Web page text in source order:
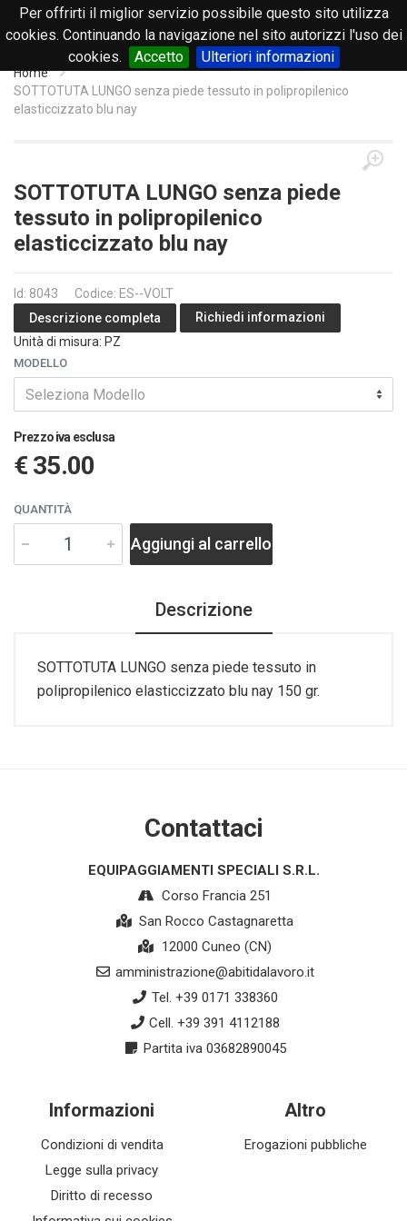
Per offrirti il miglior servizio possibile questo sito utilizza
cookies. Continuando la navigazione nel sito autorizzi l'uso dei
cookies.
Accetto Ulteriori informazioni
0
Home
SOTTOTUTA LUNGO senza piede tessuto in polipropilenico
elasticcizzato blu nay
SOTTOTUTA LUNGO senza piede
tessuto in polipropilenico
elasticcizzato blu nay
Id: 8043
Codice: ES--VOLT
Descrizione completa
Richiedi informazioni
Unità di misura: PZ
MODELLO
Seleziona Modello
Prezzo iva esclusa
€ 35.00
QUANTITÀ
Aggiungi al carrello
Descrizione
SOTTOTUTA LUNGO senza piede tessuto in
polipropilenico elasticcizzato blu nay 150 gr.
Contattaci
EQUIPAGGIAMENTI SPECIALI S.R.L.
Corso Francia 251
San Rocco Castagnaretta
12000 Cuneo (CN)
amministrazione@abitidalavoro.it
Tel. +39 0171 338360
Cell. +39 391 4112188
Partita iva 03682890045
Informazioni
Condizioni di vendita
Legge sulla privacy
Diritto di recesso
Altro
Erogazioni pubbliche